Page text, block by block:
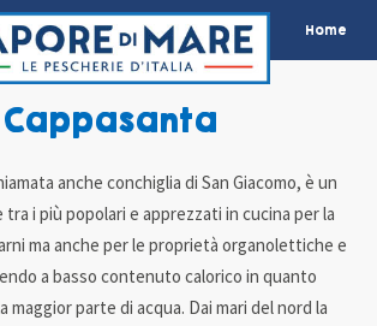
Home
Cappasanta
anche conchiglia di San Giacomo, è un
tra i più popolari e apprezzati in cucina per la
ma anche per le proprietà organolettiche e
a basso contenuto calorico in quanto
maggior parte di acqua. Dai mari del nord la